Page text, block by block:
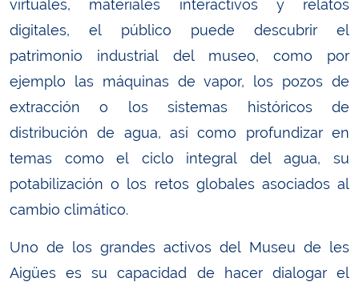
virtuales, materiales interactivos y relatos
digitales, el público puede descubrir el
patrimonio industrial del museo, como por
ejemplo las máquinas de vapor, los pozos de
extracción o los sistemas históricos de
distribución de agua, así como profundizar en
temas como el ciclo integral del agua, su
potabilización o los retos globales asociados al
cambio climático.
Uno de los grandes activos del Museu de les
Aigües es su capacidad de hacer dialogar el